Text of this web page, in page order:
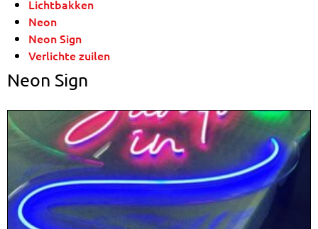
Lichtbakken
Neon
Neon Sign
Verlichte zuilen
Neon Sign